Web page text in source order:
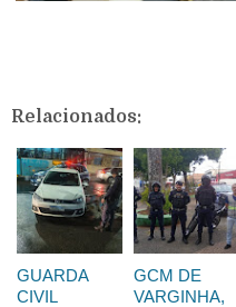
Relacionados:
GUARDA
CIVIL
GCM DE
VARGINHA,